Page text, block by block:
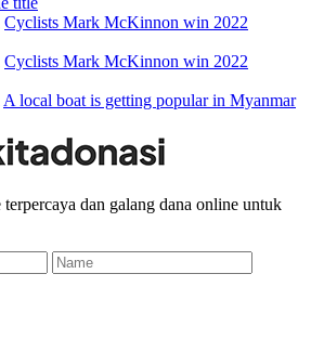
Cyclists Mark McKinnon win 2022
Cyclists Mark McKinnon win 2022
A local boat is getting popular in Myanmar
dan galang dana online untuk
Name